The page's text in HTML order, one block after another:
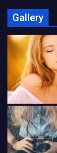
Gallery